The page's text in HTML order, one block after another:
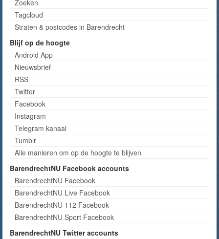
Zoeken
Tagcloud
Straten & postcodes in Barendrecht
Blijf op de hoogte
Android App
Nieuwsbrief
RSS
Twitter
Facebook
Instagram
Telegram kanaal
Tumblr
Alle manieren om op de hoogte te blijven
BarendrechtNU Facebook accounts
BarendrechtNU Facebook
BarendrechtNU Live Facebook
BarendrechtNU 112 Facebook
BarendrechtNU Sport Facebook
BarendrechtNU Twitter accounts